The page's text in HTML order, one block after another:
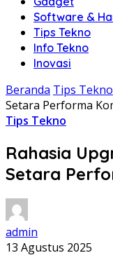
Software &
Tips Tekno
Info Tekno
Inovasi
Beranda Tips Tekno
Setara Performa
Tips Tekno
Rahasia
Setara
admin
13 Agustus 2025